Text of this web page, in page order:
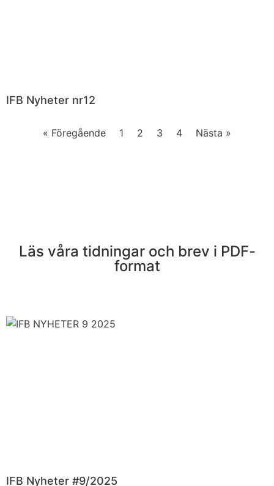
IFB Nyheter nr12
« Föregående 1 2 3 4 Nästa »
Läs våra tidningar och brev i PDF-
format
IFB Nyheter #9/2025